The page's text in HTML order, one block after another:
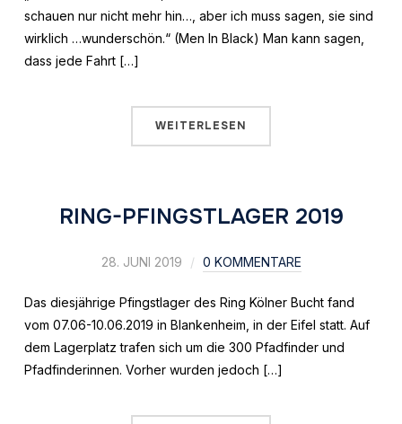
schauen nur nicht mehr hin…, aber ich muss sagen, sie sind
wirklich …wunderschön.“ (Men In Black) Man kann sagen,
dass jede Fahrt […]
WEITERLESEN
RING-PFINGSTLAGER 2019
28. JUNI 2019 0 KOMMENTARE
Das diesjährige Pfingstlager des Ring Kölner Bucht fand
vom 07.06-10.06.2019 in Blankenheim, in der Eifel statt. Auf
dem Lagerplatz trafen sich um die 300 Pfadfinder und
Pfadfinderinnen. Vorher wurden jedoch […]